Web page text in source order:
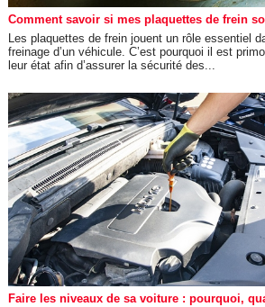
Comment savoir si mes plaquettes de frein
Les plaquettes de frein jouent un rôle essentiel
freinage d’un véhicule. C’est pourquoi il est
leur état afin d’assurer la sécurité des...
Faire les niveaux de sa voiture : pourquoi,